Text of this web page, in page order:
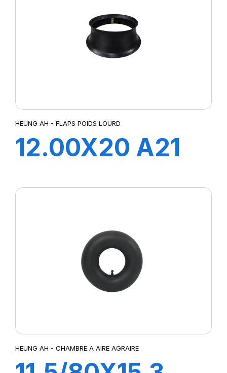
HEUNG AH - FLAPS POIDS LOURD
12.00X20 A21
HEUNG AH - CHAMBRE A AIRE AGRAIRE